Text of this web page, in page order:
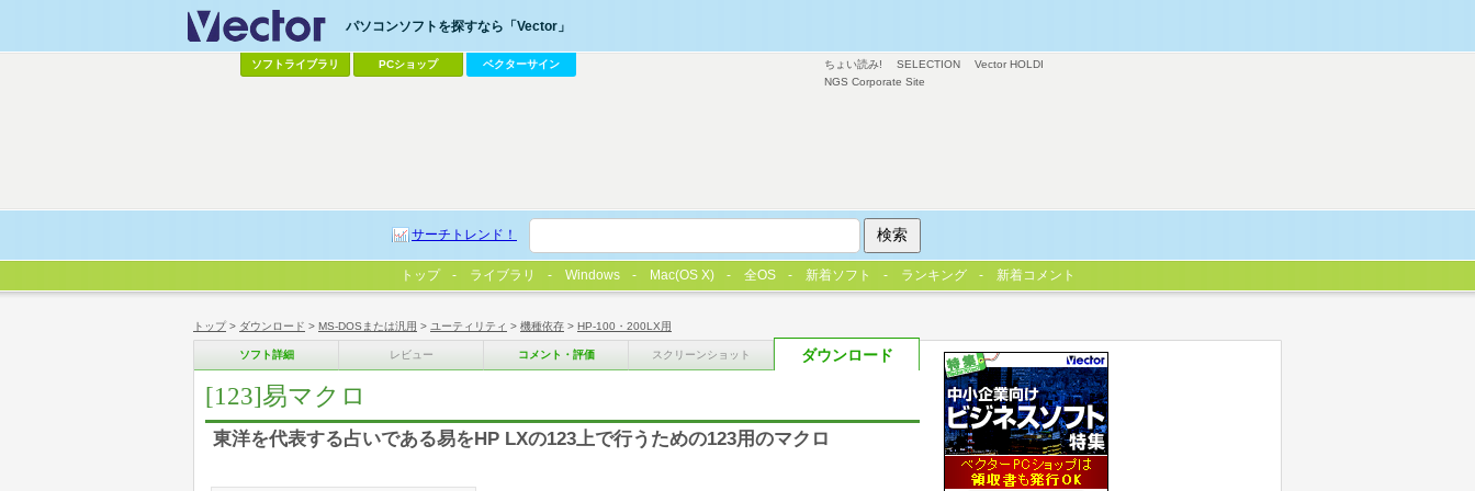
トップ> ダウンロード > MS-DOSまたは汎用 > ユーティリティ > 機種依存 > HP-100・200LX用
ソフト詳細 レビュー コメント・評価 スクリーンショット ダウンロード
[123]易マクロ
東洋を代表する占いである易をHP LXの123上で行うための123用のマクロ
ちょい読み! SELECTION
Vector HOLDI
NGS Corporate Site
パソコンソフトを探すなら「Vector」
ソフトライブラリ PCショップ ベクターサイン
サーチトレンド！
トップ ライブラリ Windows Mac(OS X) 全OS 新着ソフト ランキング 新着コメント